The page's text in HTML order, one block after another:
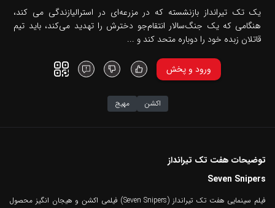
یک تک تیرانداز بازنشسته که در مزرعه‌ای در استرالیازندگی می کند،
هنگامی که یک جنگ‌سالار انتقام‌جو دخترش را تهدید می‌کند، باید تیم
قاتلان زبده خود را دوباره متحد کند و ...
ورود و پخش
اکشن مهیج
توضیحات هفت تک تیرانداز
Seven Snipers
فیلم سینمایی هفت تک تیرانداز (Seven Snipers) فیلمی اکشن و هیجان انگیز محصول